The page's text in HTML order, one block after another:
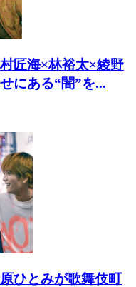
匠海×林裕太×綾野
にある“闇”を...
ひとみが歌舞伎町